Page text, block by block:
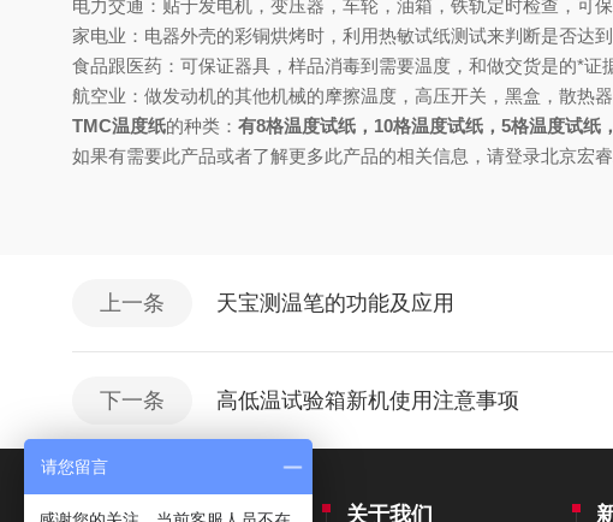
电力交通：贴于发电机，变压器，车轮，油箱，铁轨定时检查，可
家电业：电器外壳的彩铜烘烤时，利用热敏试纸测试来判断是否达到
食品跟医药：可保证器具，样品消毒到需要温度，和做交货是的*证
航空业：做发动机的其他机械的摩擦温度，高压开关，黑盒，散热
TMC温度纸的种类： 有8格温度试纸，10格温度试纸，5格温度试纸
如果有需要此产品或者了解更多此产品的相关信息，请登录北京宏
上一条 天宝测温笔的功能及应用
下一条 高低温试验箱新机使用注意事项
产品中心 关于我们
请您留言